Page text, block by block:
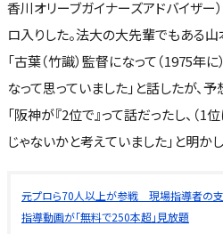
香川オリーブガイナーズアドバイザ
ロ入りした。法大の大先輩でもある
「古葉（竹識）監督になって（1975年
なって思っていました」と話したが、
「阪神が『2位で』って話だったし、（
じゃないかと考えていました」と明かし
元プロら70人以上が参戦 現場指導者の
指導動画が「無料で250本超」見放題